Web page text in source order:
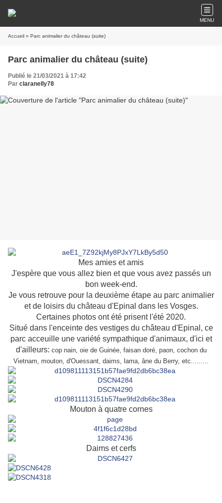
MENU
Accueil » Parc animalier du château (suite)
Parc animalier du château (suite)
Publié le 21/03/2021 à 17:42
Par claranelly78
Mes amies et amis
J'espère que vous allez bien et que vous avez passés un
bon week-end.
Je vous retrouve pour la deuxième étape au parc animalier
et de loisirs du château d'Epinal dans les Vosges.
Certaines photos ont été prisent l'été 2020.
Situé dans l'enceinte des vestiges du château d'Epinal, ce
parc acceuille une variété sympathique d'animaux, d'ici et
d'ailleurs: cop nain, oie de Guinée, faisan doré, paon, cochon du
Vietnam, mouton, d'Ouessant, daims, lama, âne du Berry, etc.........
Mouton à quatre cornes
Daims et cerfs